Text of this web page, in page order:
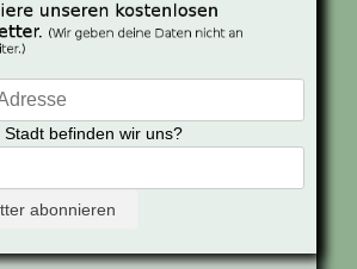
Stadt befinden wir uns?